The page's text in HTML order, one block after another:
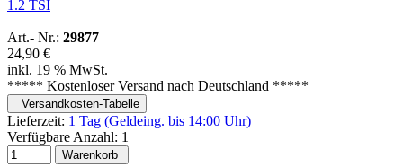
Art.- Nr.: 29877
24,90 €
inkl. 19 % MwSt.
***** Kostenloser Versand nach Deutschland *****
Versandkosten-Tabelle
Lieferzeit: 1 Tag (Geldeing. bis 14:00 Uhr)
Verfügbare Anzahl: 1
Warenkorb